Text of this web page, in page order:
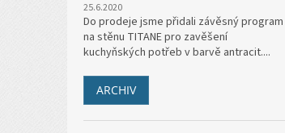
25.6.2020
Do prodeje jsme přidali závěsný program
na stěnu TITANE pro zavěšení
kuchyňských potřeb v barvě antracit....
ARCHIV